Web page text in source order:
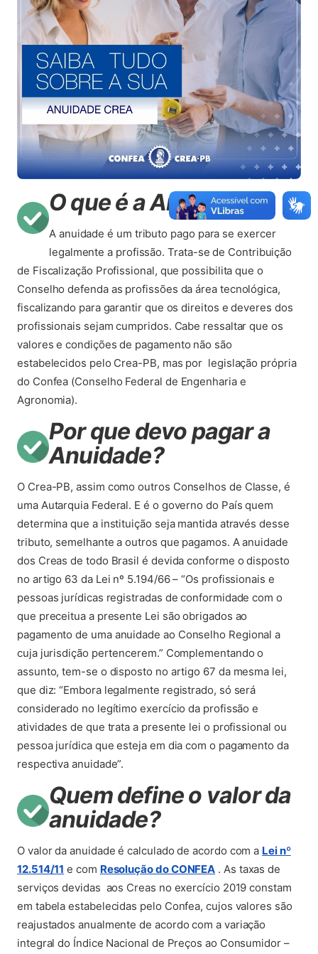
O que é a Anuidade?
A anuidade é um tributo pago para se exercer
legalmente a profissão. Trata-se de Contribuição
de Fiscalização Profissional, que possibilita que o
Conselho defenda as profissões da área tecnológica,
fiscalizando para garantir que os direitos e deveres dos
profissionais sejam cumpridos. Cabe ressaltar que os
valores e condições de pagamento não são
estabelecidos pelo Crea-PB, mas por legislação própria
do Confea (Conselho Federal de Engenharia e
Agronomia).
Por que devo pagar a
Anuidade?
O Crea-PB, assim como outros Conselhos de Classe, é
uma Autarquia Federal. E é o governo do País quem
determina que a instituição seja mantida através desse
tributo, semelhante a outros que pagamos. A anuidade
dos Creas de todo Brasil é devida conforme o disposto
no artigo 63 da Lei nº 5.194/66 – “Os profissionais e
pessoas jurídicas registradas de conformidade com o
que preceitua a presente Lei são obrigados ao
pagamento de uma anuidade ao Conselho Regional a
cuja jurisdição pertencerem.” Complementando o
assunto, tem-se o disposto no artigo 67 da mesma lei,
que diz: “Embora legalmente registrado, só será
considerado no legítimo exercício da profissão e
atividades de que trata a presente lei o profissional ou
pessoa jurídica que esteja em dia com o pagamento da
respectiva anuidade”.
Quem define o valor da
anuidade?
O valor da anuidade é calculado de acordo com a Lei nº
12.514/11 (abre em nova aba)
e com Resolução do CONFEA(abre em nova aba)
. As taxas de
serviços devidas aos Creas no exercício 2019 constam
em tabela estabelecidas pelo Confea, cujos valores são
reajustados anualmente de acordo com a variação
integral do Índice Nacional de Preços ao Consumidor –